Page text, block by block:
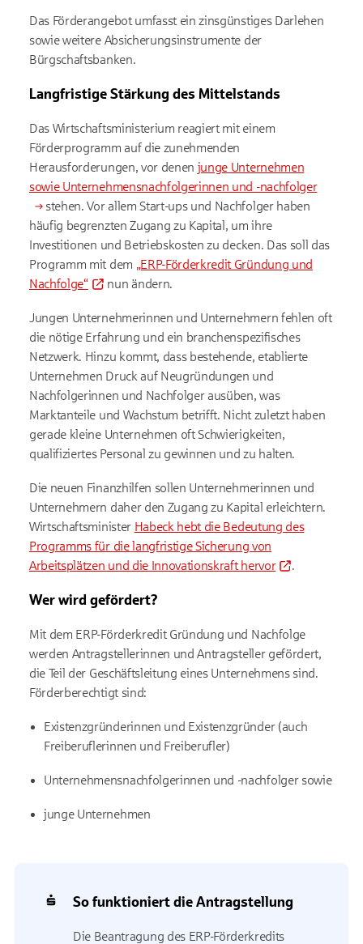
Das Förderangebot umfasst ein zinsgünstiges Darlehen
sowie weitere Absicherungsinstrumente der
Bürgschaftsbanken.
Langfristige Stärkung des Mittelstands
Das Wirtschaftsministerium reagiert mit einem
Förderprogramm auf die zunehmenden
Herausforderungen, vor denen junge Unternehmen
sowie Unternehmensnachfolgerinnen und -nachfolger
stehen. Vor allem Start-ups und Nachfolger haben
häufig begrenzten Zugang zu Kapital, um ihre
Investitionen und Betriebskosten zu decken. Das soll das
Programm mit dem „ERP-Förderkredit Gründung und
Nachfolge“
nun ändern.
Jungen Unternehmerinnen und Unternehmern fehlen oft
die nötige Erfahrung und ein branchenspezifisches
Netzwerk. Hinzu kommt, dass bestehende, etablierte
Unternehmen Druck auf Neugründungen und
Nachfolgerinnen und Nachfolger ausüben, was
Marktanteile und Wachstum betrifft. Nicht zuletzt haben
gerade kleine Unternehmen oft Schwierigkeiten,
qualifiziertes Personal zu gewinnen und zu halten.
Die neuen Finanzhilfen sollen Unternehmerinnen und
Unternehmern daher den Zugang zu Kapital erleichtern.
Wirtschaftsminister Habeck hebt die Bedeutung des
Programms für die langfristige Sicherung von
Arbeitsplätzen und die Innovationskraft hervor
.
Wer wird gefördert?
Mit dem ERP-Förderkredit Gründung und Nachfolge
werden Antragstellerinnen und Antragsteller gefördert,
die Teil der Geschäftsleitung eines Unternehmens sind.
Förderberechtigt sind:
Existenzgründerinnen und Existenzgründer (auch
Freiberuflerinnen und Freiberufler)
Unternehmensnachfolgerinnen und -nachfolger sowie
junge Unternehmen
So funktioniert die Antragstellung
Die Beantragung des ERP-Förderkredits